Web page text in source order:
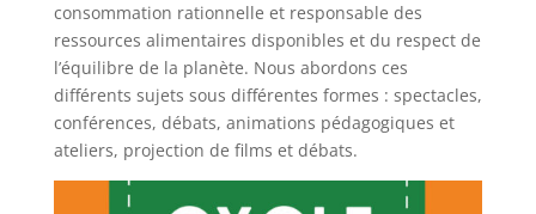
consommation rationnelle et responsable des
ressources alimentaires disponibles et du respect de
l’équilibre de la planète. Nous abordons ces
différents sujets sous différentes formes : spectacles,
conférences, débats, animations pédagogiques et
ateliers, projection de films et débats.